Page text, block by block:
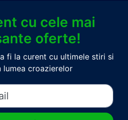
cu cele mai
oferte!
fi la curent cu ultimele stiri si
croazierelor